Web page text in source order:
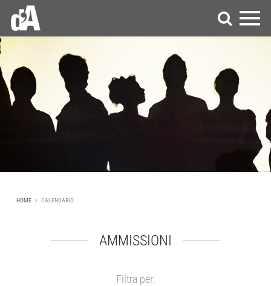
HOME CALENDARIO
AMMISSIONI
Filtra per: